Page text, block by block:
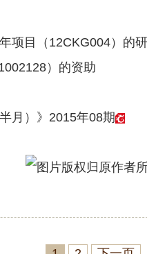
目（12CKG004）的研
）的资助
）》2015年08期